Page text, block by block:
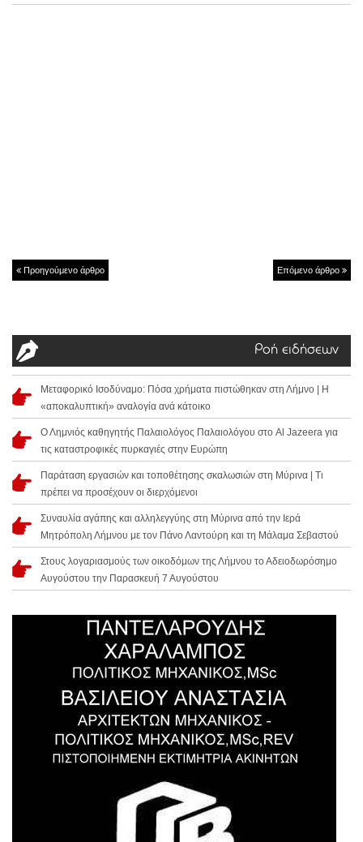
Προηγούμενο άρθρο Επόμενο άρθρο
Ροή ειδήσεων
Μεταφορικό Ισοδύναμο: Πόσα χρήματα πιστώθηκαν στη Λήμνο | Η
«αποκαλυπτική» αναλογία ανά κάτοικο
Ο Λημνιός καθηγητής Παλαιολόγος Παλαιολόγου στο Al Jazeera για
τις καταστροφικές πυρκαγιές στην Ευρώπη
Παράταση εργασιών και τοποθέτησης σκαλωσιών στη Μύρινα | Τι
πρέπει να προσέχουν οι διερχόμενοι
Συναυλία αγάπης και αλληλεγγύης στη Μύρινα από την Ιερά
Μητρόπολη Λήμνου με τον Πάνο Λαντούρη και τη Μάλαμα Σεβαστού
Στους λογαριασμούς των οικοδόμων της Λήμνου το Αδειοδωρόσημο
Αυγούστου την Παρασκευή 7 Αυγούστου